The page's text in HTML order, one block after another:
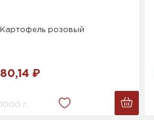
Картофель розовый
80,14 ₽
1000 г.